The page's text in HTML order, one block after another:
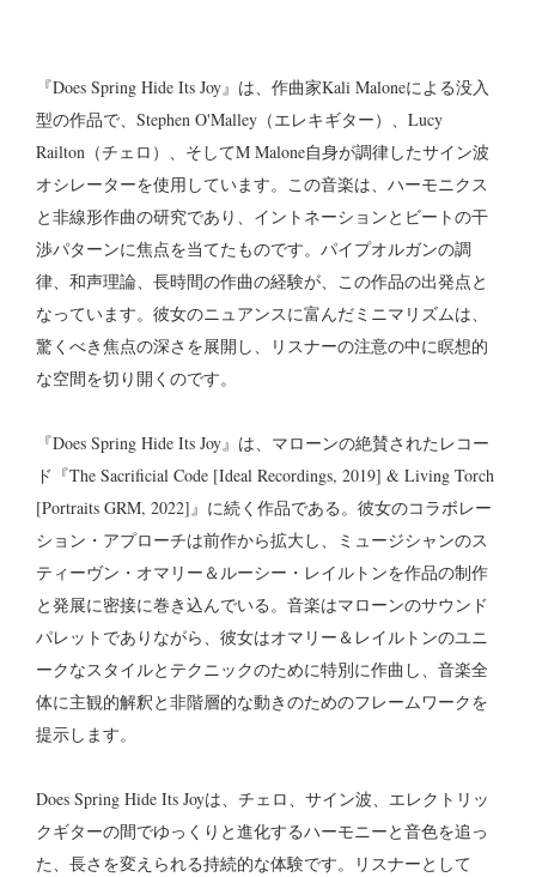
『Does Spring Hide Its Joy』は、作曲家Kali Maloneによる没入
型の作品で、Stephen O'Malley（エレキギター）、Lucy
Railton（チェロ）、そしてM Malone自身が調律したサイン波
オシレーターを使用しています。この音楽は、ハーモニクス
と非線形作曲の研究であり、イントネーションとビートの干
渉パターンに焦点を当てたものです。パイプオルガンの調
律、和声理論、長時間の作曲の経験が、この作品の出発点と
なっています。彼女のニュアンスに富んだミニマリズムは、
驚くべき焦点の深さを展開し、リスナーの注意の中に瞑想的
な空間を切り開くのです。
『Does Spring Hide Its Joy』は、マローンの絶賛されたレコー
ド『The Sacrificial Code [Ideal Recordings, 2019] & Living Torch
[Portraits GRM, 2022]』に続く作品である。彼女のコラボレー
ション・アプローチは前作から拡大し、ミュージシャンのス
ティーヴン・オマリー＆ルーシー・レイルトンを作品の制作
と発展に密接に巻き込んでいる。音楽はマローンのサウンド
パレットでありながら、彼女はオマリー＆レイルトンのユニ
ークなスタイルとテクニックのために特別に作曲し、音楽全
体に主観的解釈と非階層的な動きのためのフレームワークを
提示します。
Does Spring Hide Its Joyは、チェロ、サイン波、エレクトリッ
クギターの間でゆっくりと進化するハーモニーと音色を追っ
た、長さを変えられる持続的な体験です。リスナーとして